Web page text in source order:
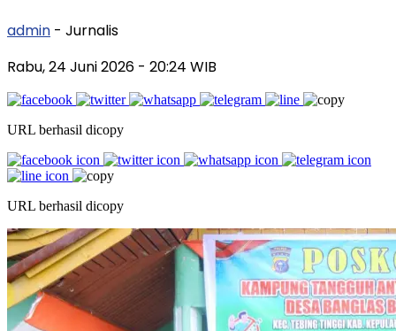
admin - Jurnalis
Rabu, 24 Juni 2026 - 20:24 WIB
URL berhasil dicopy
URL berhasil dicopy